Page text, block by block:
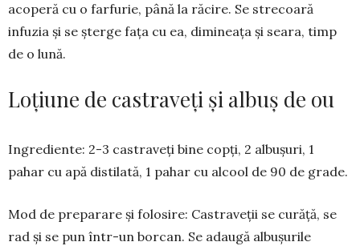
acoperă cu o far­furie, până la răcire. Se strecoară
infuzia și se şter­ge fața cu ea, dimi­nea­ţa şi sea­ra, timp
de o lună.
Loțiune de cas­traveți și albuș de ou
Ingrediente: 2-3 cas­traveți bine copți, 2 al­bu­­șuri, 1
pahar cu apă dis­tilată, 1 pahar cu alcool de 90 de grade.
Mod de preparare și folosire: Cas­­tra­veții se curăță, se
rad și se pun într-un bor­can. Se adaugă albu­șurile